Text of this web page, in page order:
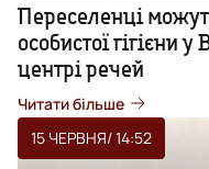
Переселенці
особистої гігієни
центрі речей
Читати більше
15 ЧЕРВНЯ/ 14:52